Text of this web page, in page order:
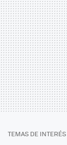
TEMAS DE INTERÉS